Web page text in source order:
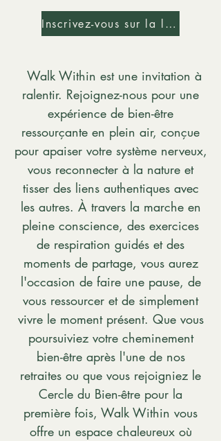
Inscrivez-vous sur la liste d'attente
Walk Within est une invitation à
ralentir. Rejoignez-nous pour une
expérience de bien-être
ressourçante en plein air, conçue
pour apaiser votre système nerveux,
vous reconnecter à la nature et
tisser des liens authentiques avec
les autres. À travers la marche en
pleine conscience, des exercices
de respiration guidés et des
moments de partage, vous aurez
l'occasion de faire une pause, de
vous ressourcer et de simplement
vivre le moment présent. Que vous
poursuiviez votre cheminement
bien-être après l'une de nos
retraites ou que vous rejoigniez le
Cercle du Bien-être pour la
première fois, Walk Within vous
offre un espace chaleureux où